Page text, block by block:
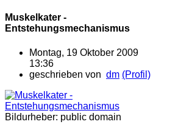
Muskelkater -
Entstehungsmechanismus
Montag, 19 Oktober 2009
13:36
geschrieben von dm (Profil)
Bildurheber: public domain